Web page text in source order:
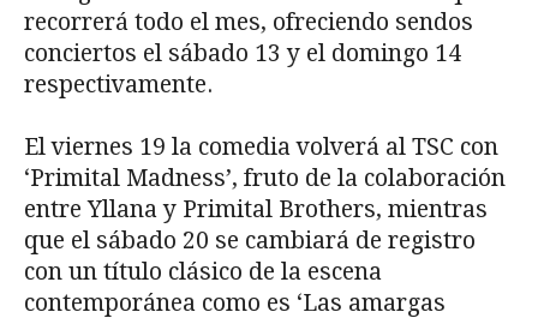
recorrerá todo el mes, ofreciendo sendos
conciertos el sábado 13 y el domingo 14
respectivamente.
El viernes 19 la comedia volverá al TSC con
‘Primital Madness’, fruto de la colaboración
entre Yllana y Primital Brothers, mientras
que el sábado 20 se cambiará de registro
con un título clásico de la escena
contemporánea como es ‘Las amargas